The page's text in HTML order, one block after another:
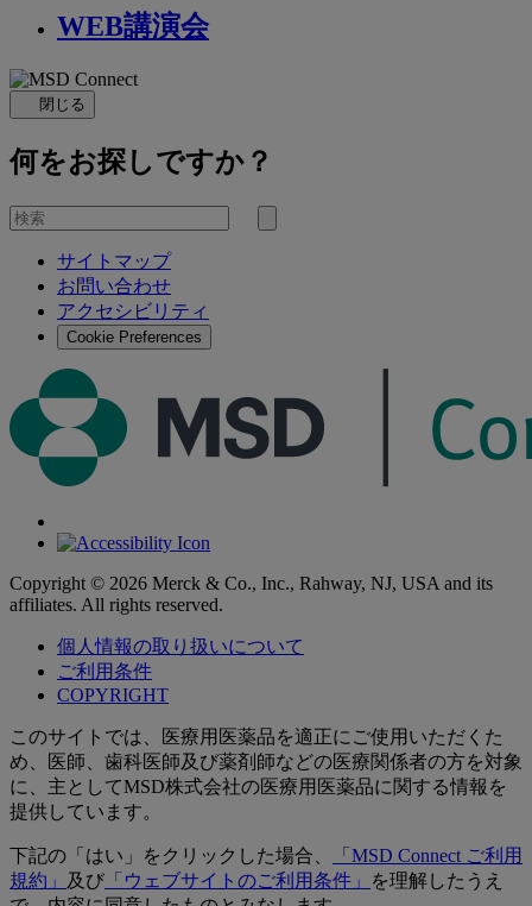
WEB講演会
閉じる
何をお探しですか？
を
検
サイトマップ
お問い合わせ
アクセシビリティ
Cookie Preferences
Copyright © 2026 Merck & Co., Inc., Rahway, NJ, USA and its
affiliates. All rights reserved.
個人情報の取り扱いについて
ご利用条件
COPYRIGHT
このサイトでは、医療用医薬品を適正にご使用いただくた
め、医師、歯科医師及び薬剤師などの医療関係者の方を対象
に、主としてMSD株式会社の医療用医薬品に関する情報を
提供しています。
下記の「はい」をクリックした場合、
「MSD Connect ご利用
規約」
及び 「ウェブサイトのご利用条件」
を理解したうえ